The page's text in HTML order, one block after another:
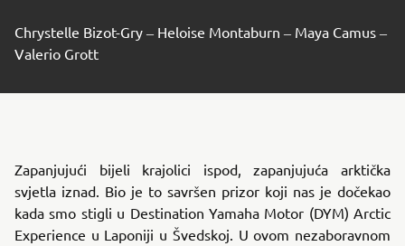
Chrystelle Bizot-Gry ‒ Heloise Montaburn ‒ Maya Camus ‒
Valerio Grott
Zapanjujući bijeli krajolici ispod, zapanjujuća arktička
svjetla iznad. Bio je to savršen prizor koji nas je dočekao
kada smo stigli u Destination Yamaha Motor (DYM) Arctic
Experience u Laponiji u Švedskoj. U ovom nezaboravnom